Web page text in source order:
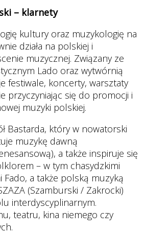
– klarnety
kultury oraz muzykologię na
działa na polskiej i
muzycznej. Związany ze
Lado oraz wytwórnią
festiwale, koncerty, warsztaty
przyczyniając się do promocji i
muzyki polskiej.
Bastarda, który w nowatorski
muzykę dawną
a także inspiruje się
– w tym chasydzkimi
Fado, a także polską muzyką
(Szamburski / Zakrocki)
interdyscyplinarnym.
teatru, kina niemego czy